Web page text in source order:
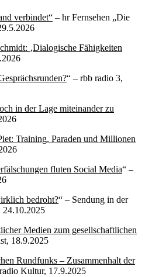
verbindet“ – hr Fernsehen „Die
‚Dialogische Fähigkeiten
“ – rbb radio 3,
in der Lage miteinander zu
Training, Paraden und Millionen
fluten Social Media“ –
bedroht?“ – Sendung in der
24.10.2025
Medien zum gesellschaftlichen
18.9.2025
Rundfunks – Zusammenhalt der
Kultur, 17.9.2025